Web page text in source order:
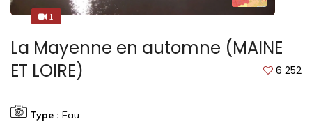
11
La Mayenne en automne (MAINE
ET LOIRE)
6 252
Type : Eau